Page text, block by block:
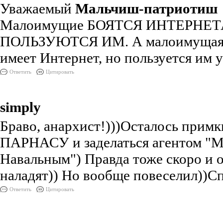
Уважаемый Мальчиш-патриотиш
Малоимущие БОЯТСЯ
ПОЛЬЗУЮТСЯ ИМ. А малоимущая
имеет Интернет, но пользуется им
Ответить Цитировать
simply
Браво, анархист!)))Осталось
ПАРНАСУ и заделаться агентом
Навальным") Правда тоже скоро и
наладят)) Но вообще
Ответить Цитировать